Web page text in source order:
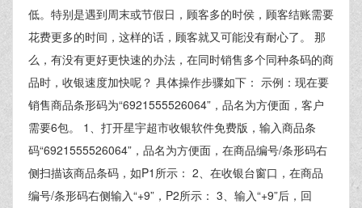
低。特别是遇到周末或节假日，顾客多的时侯，顾客结账需要
花费更多的时间，这样的话，顾客就又可能没有耐心了。 那
么，有没有更好更快速的办法，在同时销售多个同种条码的商
品时，收银速度加快呢？ 具体操作步骤如下： 示例：现在要
销售商品条形码为“6921555526064”，品名为方便面，客户
需要6包。 1、打开星宇超市收银软件免费版，输入商品条
码“6921555526064”，品名为方便面，在商品编号/条形码右
侧扫描该商品条码，如P1所示： 2、在收银台窗口，在商品
编号/条形码右侧输入“+9”，P2所示： 3、输入“+9”后，回